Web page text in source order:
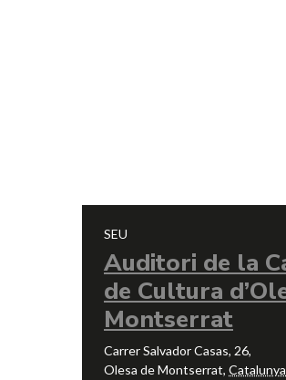
SEU
Auditori de la
de Cultura
Montserrat
Carrer Salvador Casas, 26,
Olesa de Montserrat, Catalunya